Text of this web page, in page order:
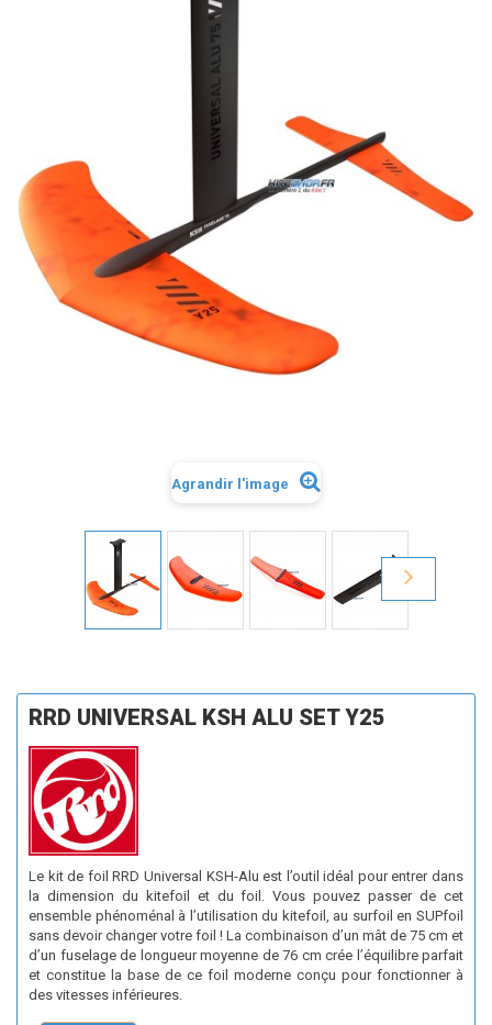
Agrandir l'image
RRD UNIVERSAL KSH ALU SET Y25
Le kit de foil RRD Universal KSH-Alu est l’outil idéal pour entrer dans
la dimension du kitefoil et du foil. Vous pouvez passer de cet
ensemble phénoménal à l’utilisation du kitefoil, au surfoil en SUPfoil
sans devoir changer votre foil ! La combinaison d’un mât de 75 cm et
d’un fuselage de longueur moyenne de 76 cm crée l’équilibre parfait
et constitue la base de ce foil moderne conçu pour fonctionner à
des vitesses inférieures.